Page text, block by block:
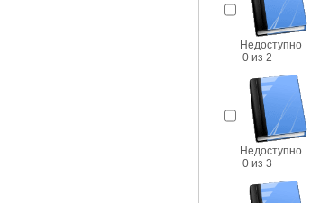
Недоступно
0 из 2
Недоступно
0 из 3